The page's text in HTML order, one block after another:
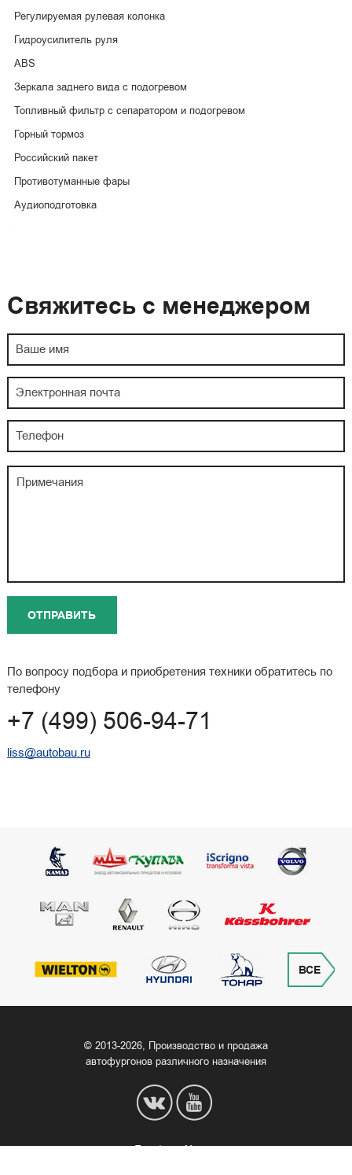
Регулируемая рулевая колонка
Гидроусилитель руля
ABS
Зеркала заднего вида с подогревом
Топливный фильтр с сепаратором и подогревом
Горный тормоз
Российский пакет
Противотуманные фары
Аудиоподготовка
Свяжитесь с менеджером
По вопросу подбора и приобретения техники обратитесь по
телефону
+7 (499) 506-94-71
liss@autobau.ru
ВСЕ
© 2013‒2026, Производство и продажа
автофургонов различного назначения
Телефон в Москве